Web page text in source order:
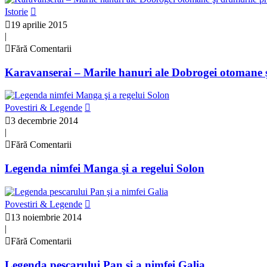
Istorie
19 aprilie 2015
|
Fără Comentarii
Karavanserai – Marile hanuri ale Dobrogei
Povestiri & Legende
3 decembrie 2014
|
Fără Comentarii
Legenda nimfei Manga şi a regelui Solon
Povestiri & Legende
13 noiembrie 2014
|
Fără Comentarii